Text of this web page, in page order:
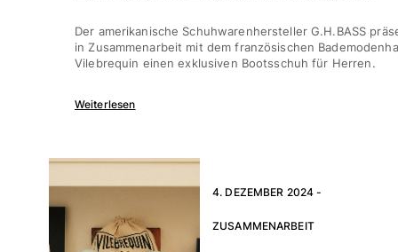
Alle Strandspiele anzeigen
Schmuck und Uhren
Alle Schmuck und Uhren anzeigen
Kollaborationen
Der amerikanische Schuhwarenhersteller G.H.BASS
in Zusammenarbeit mit dem französischen
Vilebrequin einen exklusiven Bootsschuh für Herren.
Weiterlesen
4. DEZEMBER 2024 -
ZUSAMMENARBEIT